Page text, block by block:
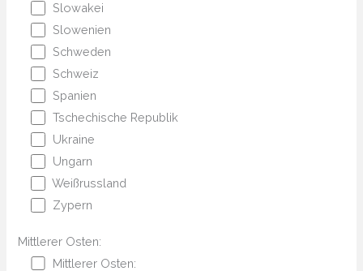
Slowakei
Slowenien
Schweden
Schweiz
Spanien
Tschechische Republik
Ukraine
Ungarn
Weißrussland
Zypern
Mittlerer Osten:
Mittlerer Osten: